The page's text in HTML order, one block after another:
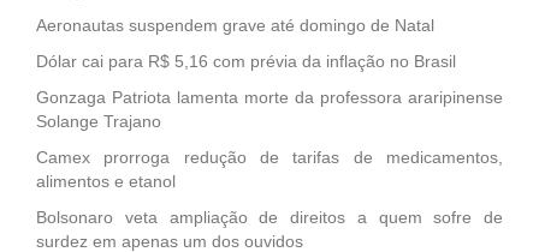
Aeronautas suspendem grave até domingo de Natal
Dólar cai para R$ 5,16 com prévia da inflação no Brasil
Gonzaga Patriota lamenta morte da professora araripinense
Solange Trajano
Camex prorroga redução de tarifas de medicamentos,
alimentos e etanol
Bolsonaro veta ampliação de direitos a quem sofre de
surdez em apenas um dos ouvidos